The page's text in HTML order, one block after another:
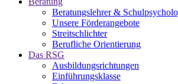
Beratungslehrer &
Unsere Förderangebote
Streitschlichter
Berufliche Orientierung
Das RSG
Ausbildungsrichtungen
Einführungsklasse